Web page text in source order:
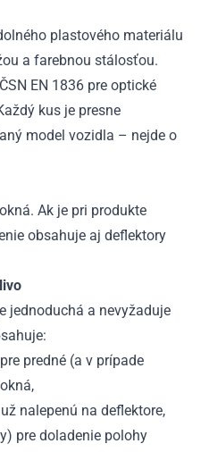
plastového materiálu
a farebnou stálosťou.
EN 1836 pre optické
kus je presne
model vozidla – nejde o
Ak je pri produkte
obsahuje aj deflektory
jednoduchá a nevyžaduje
predné (a v prípade
nalepenú na deflektore,
pre doladenie polohy